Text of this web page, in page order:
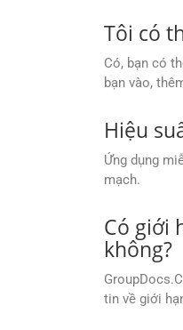
Tôi có
Có, bạn có
bạn vào,
Hiệu
Ứng dụng
mạch.
Có giới
không?
tin về giới